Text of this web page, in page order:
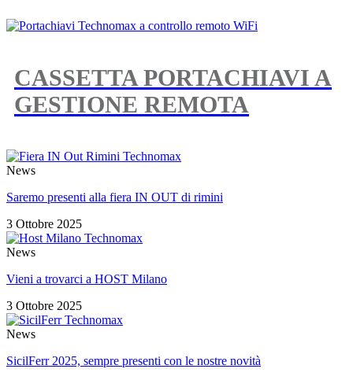
CASSETTA PORTACHIAVI A
GESTIONE REMOTA
News
Saremo presenti alla fiera IN OUT di rimini
3 Ottobre 2025
News
Vieni a trovarci a HOST Milano
3 Ottobre 2025
News
SicilFerr 2025, sempre presenti con le nostre novità